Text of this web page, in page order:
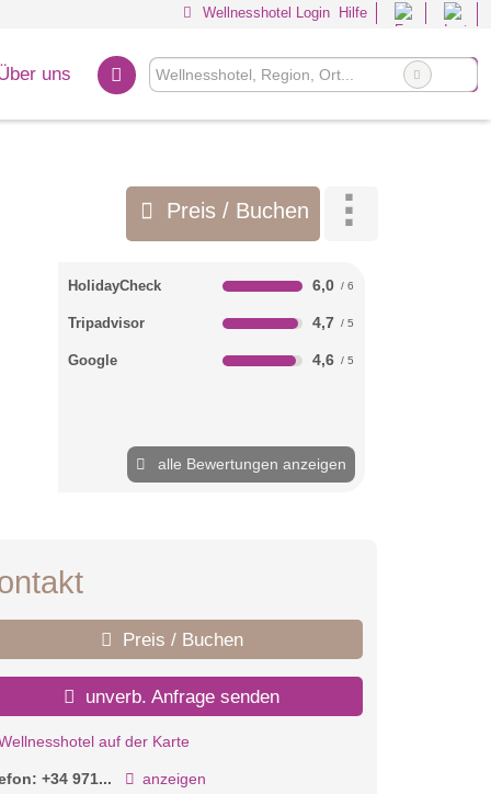
Wellnesshotel Login Hilfe
uns
Preis / Buchen
HolidayCheck 6,0
Tripadvisor 4,7
Google 4,6
alle Bewertungen anzeigen
Preis / Buchen
unverb. Anfrage senden
auf der Karte
+34 971... anzeigen